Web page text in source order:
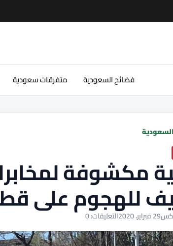
فضائح السعودية متفرقات سعودية
مكشوفة
للهجوم على 29 فبراير، 2020 التعليقات: 0